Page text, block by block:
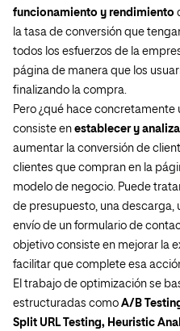
funcionamiento y rendimiento
la tasa de conversión que
todos los esfuerzos de la
página de manera que los
finalizando la compra.
Pero ¿qué hace concretamente
consiste en establecer y
aumentar la conversión de
clientes que compran en la
modelo de negocio. Puede
de presupuesto, una descarga,
envío de un formulario de
objetivo consiste en mejorar la
facilitar que complete esa
El trabajo de optimización se
estructuradas como A/B
Split URL Testing, Heuristic